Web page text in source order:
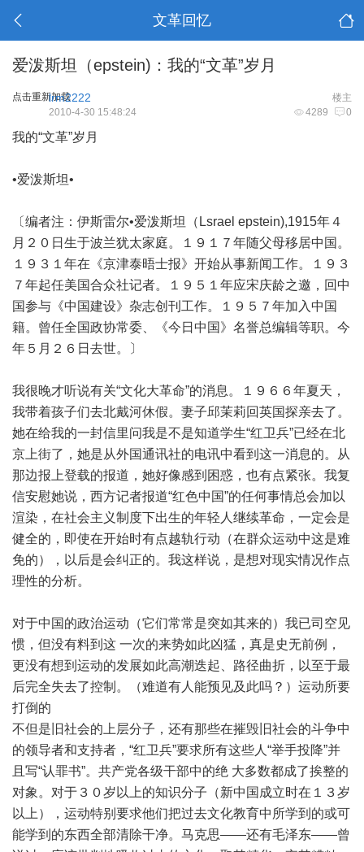
文革回忆
爱泼斯坦（epstein)：我的“文革”岁月
点击重新加载 楼主
lrm2222
4289 0
2010-4-30 15:48:24
我的“文革”岁月
•爱泼斯坦•
〔编者注：伊斯雷尔•爱泼斯坦（Lsrael epstein),1915年４
月２０日生于波兰犹太家庭。１９１７年随父母移居中国。
１９３１年在《京津泰晤士报》开始从事新闻工作。１９３
７年起任美国合众社记者。１９５１年应宋庆龄之邀，回中
国参与《中国建设》杂志创刊工作。１９５７年加入中国
籍。曾任全国政协常委、《今日中国》名誉总编辑等职。今
年５月２６日去世。〕
我很晚才听说有关“文化大革命”的消息。１９６６年夏天，
我带着孩子们去北戴河休假。妻子邱茉莉回英国探亲去了。
她在给我的一封信里问我是不是知道学生“红卫兵”已经在北
京上街了，她是从外国通讯社的电讯中看到这一消息的。从
那边报上登载的报道，她好像感到困惑，也有点紧张。我复
信安慰她说，西方记者报道“红色中国”的任何事情总会加以
渲染，在社会主义制度下出生的年轻人继续革命，一定会是
健全的，即使在开始时有点越轨行动（在群众运动中这是难
免的），以后是会纠正的。我这样说，是想对现实情况作点
理性的分析。
对于中国的政治运动（它们常常是突如其来的）我已司空见
惯，但没有料到这 一次的来势如此凶猛，真是史无前例，
更没有想到运动的发展如此高潮迭起、路径曲折，以至于最
后完全失去了控制。（难道有人能预见及此吗？）运动所要
打倒的
不但是旧社会的上层分子，还有那些在摧毁旧社会的斗争中
的领导者和支持者，“红卫兵”要求所有这些人“举手投降”并
且写“认罪书”。共产党各级干部中的绝 大多数都成了挨整的
对象。对于３０岁以上的知识分子（新中国成立时在１３岁
以上），运动特别要求他们把过去文化教育中所学到的或可
能学到的东西全部清除干净。马克思——还有毛泽东——曾